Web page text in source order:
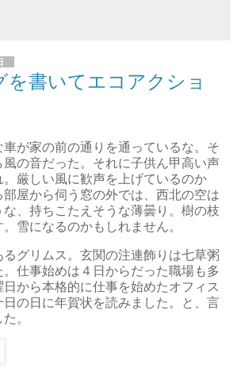
を書いてエコアクショ
車が家の前の通りを通っているな。そ
風の音だった。それに子供ん甲高い声
厳しい風に歓声を上げているのか
屋から伺う窓の外では、西北の空は
、持ちこたえそうな薄曇り。樹の枝
雪になるのかもしれません。
グリムス。玄関の注連飾りは七草粥
仕事始めは４日からだった職場も多
から本格的に仕事を始めたオフィス
日の日に年賀状を読みました。と、言
。